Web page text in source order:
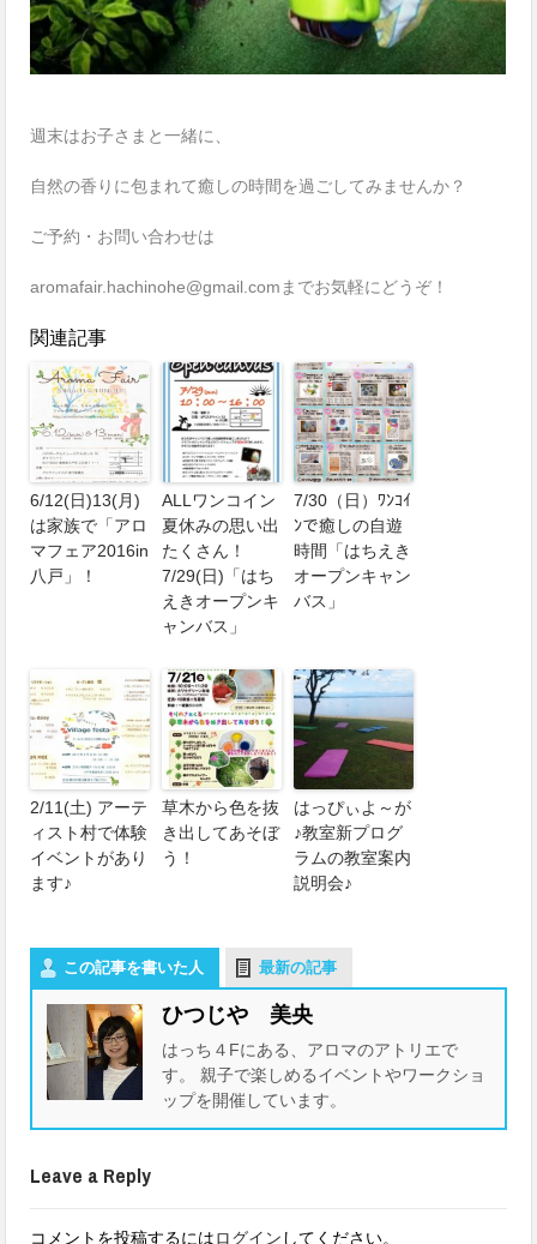
週末はお子さまと一緒に、
自然の香りに包まれて癒しの時間を過ごしてみませんか？
ご予約・お問い合わせは
aromafair.hachinohe@gmail.comまでお気軽にどうぞ！
関連記事
6/12(日)13(月)
は家族で「アロ
マフェア2016in
八戸」！
ALLワンコイン
夏休みの思い出
たくさん！
7/29(日)「はち
えきオープンキ
ャンバス」
7/30（日）ﾜﾝｺｲ
ﾝで癒しの自遊
時間「はちえき
オープンキャン
バス」
2/11(土) アーテ
ィスト村で体験
イベントがあり
ます♪
草木から色を抜
き出してあそぼ
う！
はっぴぃよ～が
♪教室新プログ
ラムの教室案内
説明会♪
この記事を書いた人 最新の記事
ひつじや 美央
はっち４Fにある、アロマのアトリエで
す。 親子で楽しめるイベントやワークショ
ップを開催しています。
Leave a Reply
コメントを投稿するにはログイン してください。